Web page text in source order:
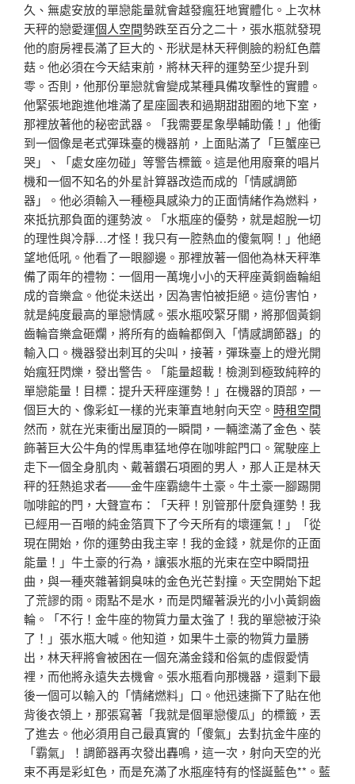
久、無處安放的單戀能量就會越發瘋狂地實體化。上次林
天秤的戀愛運個人空間勢跌至百分之二十，張水瓶就發現
他的廚房裡長滿了巨大的、形狀是林天秤側臉的粉紅色蘑
菇。他必須在今天結束前，將林天秤的運勢至少提升到
零。否則，他那份單戀就會變成某種具備攻擊性的實體。
他緊張地跑進他堆滿了星座圖表和過期甜甜圈的地下室，
那裡放著他的秘密武器。「我需要星象學輔助儀！」他衝
到一個像是老式彈珠臺的機器前，上面貼滿了「巨蟹座已
哭」、「處女座勿碰」等警告標籤。這是他用廢棄的唱片
機和一個不知名的外星計算器改造而成的「情感調節
器」。他必須輸入一種極具感染力的正面情緒作為燃料，
來抵抗那負面的運勢波。「水瓶座的優勢，就是超脫一切
的理性與冷靜…才怪！我只有一腔熱血的傻氣啊！」他絕
望地低吼。他看了一眼腳邊。那裡放著一個他為林天秤準
備了兩年的禮物：一個用一萬塊小小的天秤座黃銅齒輪組
成的音樂盒。他從未送出，因為害怕被拒絕。這份害怕，
就是純度最高的單戀情感。張水瓶咬緊牙關，將那個黃銅
齒輪音樂盒砸爛，將所有的齒輪都倒入「情感調節器」的
輸入口。機器發出刺耳的尖叫，接著，彈珠臺上的燈光開
始瘋狂閃爍，發出警告。「能量超載！檢測到極致純粹的
單戀能量！目標：提升天秤座運勢！」在機器的頂部，一
個巨大的、像彩虹一樣的光束筆直地射向天空。 時租空間
然而，就在光束衝出屋頂的一瞬間，一輛塗滿了金色、裝
飾著巨大公牛角的悍馬車猛地停在咖啡館門口。駕駛座上
走下一個全身肌肉、戴著鑽石項圈的男人，那人正是林天
秤的狂熱追求者——金牛座霸總牛土豪。牛土豪一腳踢開
咖啡館的門，大聲宣布：「天秤！別管那什麼負運勢！我
已經用一百噸的純金箔買下了今天所有的壞運氣！」「從
現在開始，你的運勢由我主宰！我的金錢，就是你的正面
能量！」牛土豪的行為，讓張水瓶的光束在空中瞬間扭
曲，與一種夾雜著銅臭味的金色光芒對撞。天空開始下起
了荒謬的雨。雨點不是水，而是閃耀著淚光的小小黃銅齒
輪。「不行！金牛座的物質力量太強了！我的單戀被汙染
了！」張水瓶大喊。他知道，如果牛土豪的物質力量勝
出，林天秤將會被困在一個充滿金錢和俗氣的虛假愛情
裡，而他將永遠失去機會。張水瓶看向那機器，還剩下最
後一個可以輸入的「情緒燃料」口。他迅速撕下了貼在他
背後衣領上，那張寫著「我就是個單戀傻瓜」的標籤，丟
了進去。他必須用自己最真實的「傻氣」去對抗金牛座的
「霸氣」！調節器再次發出轟鳴，這一次，射向天空的光
束不再是彩虹色，而是充滿了水瓶座特有的怪誕藍色**。藍